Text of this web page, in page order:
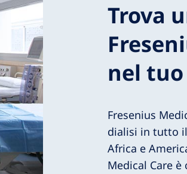
Trova
nel tuo
Fresenius
dialisi in tutto
Africa e
Medical Care